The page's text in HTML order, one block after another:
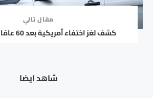
مقال تالي
كشف لغز اختفاء أمريكية بعد 60 عامًا من الغموض
شاهد ايضا